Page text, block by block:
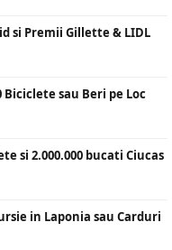
si Premii Gillette & LIDL
Biciclete sau Beri pe Loc
si 2.000.000 bucati Ciucas
in Laponia sau Carduri